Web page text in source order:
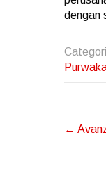
dengan
←